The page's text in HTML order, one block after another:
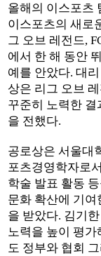
올해의 이스포츠
이스포츠의 새로
그 오브 레전드,
에서 한 해 동안
예를 안았다. 대
상은 리그 오브
꾸준히 노력한 결
을 전했다.
공로상은 서울대
포츠경영학자로
학술 발표 활동
문화 확산에 기
을 받았다. 김기
노력을 높이 평가
도 정부와 협회